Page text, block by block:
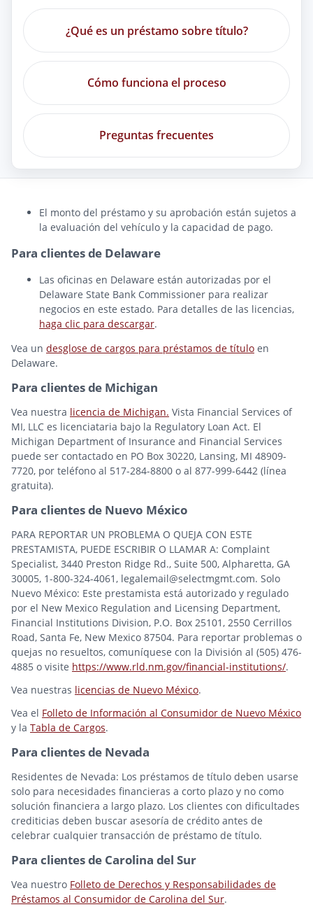
¿Qué es un préstamo sobre título?
Cómo funciona el proceso
Preguntas frecuentes
El monto del préstamo y su aprobación están sujetos a
la evaluación del vehículo y la capacidad de pago.
Para clientes de Delaware
Las oficinas en Delaware están autorizadas por el
Delaware State Bank Commissioner para realizar
negocios en este estado. Para detalles de las licencias,
haga clic para descargar.
Vea un desglose de cargos para préstamos de título en
Delaware.
Para clientes de Michigan
Vea nuestra licencia de Michigan. Vista Financial Services of
MI, LLC es licenciataria bajo la Regulatory Loan Act. El
Michigan Department of Insurance and Financial Services
puede ser contactado en PO Box 30220, Lansing, MI 48909-
7720, por teléfono al 517-284-8800 o al 877-999-6442 (línea
gratuita).
Para clientes de Nuevo México
PARA REPORTAR UN PROBLEMA O QUEJA CON ESTE
PRESTAMISTA, PUEDE ESCRIBIR O LLAMAR A: Complaint
Specialist, 3440 Preston Ridge Rd., Suite 500, Alpharetta, GA
30005, 1-800-324-4061, legalemail@selectmgmt.com. Solo
Nuevo México: Este prestamista está autorizado y regulado
por el New Mexico Regulation and Licensing Department,
Financial Institutions Division, P.O. Box 25101, 2550 Cerrillos
Road, Santa Fe, New Mexico 87504. Para reportar problemas o
quejas no resueltos, comuníquese con la División al (505) 476-
4885 o visite https://www.rld.nm.gov/financial-institutions/.
Vea nuestras licencias de Nuevo México.
Vea el Folleto de Información al Consumidor de Nuevo México
y la Tabla de Cargos.
Para clientes de Nevada
Residentes de Nevada: Los préstamos de título deben usarse
solo para necesidades financieras a corto plazo y no como
solución financiera a largo plazo. Los clientes con dificultades
crediticias deben buscar asesoría de crédito antes de
celebrar cualquier transacción de préstamo de título.
Para clientes de Carolina del Sur
Vea nuestro Folleto de Derechos y Responsabilidades de
Préstamos al Consumidor de Carolina del Sur.